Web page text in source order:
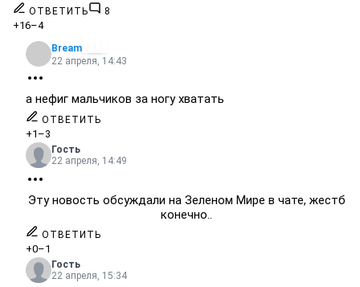
ОТВЕТИТЬ 8
+16–4
Bream
22 апреля, 14:43
а нефиг мальчиков за ногу хватать
ОТВЕТИТЬ
+1 –3
Гость
22 апреля, 14:49
Эту новость обсуждали на Зеленом Мире в чате, жестб
конечно..
ОТВЕТИТЬ
+0–1
Гость
22 апреля, 15:34